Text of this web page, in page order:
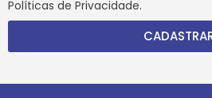
Políticas de Privacidade.